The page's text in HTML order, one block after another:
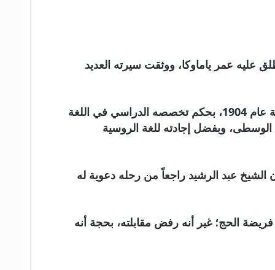
مسلم يؤدي الفريضة، وأطلق عليه عمر ياماوكا، ووثقت سيرته العديد
في عام 1879 في مدينة فوكوياما، ولد “ياموكا” وعمل مترجماً في الجيش الياباني خلال الحرب اليابانية الروسية عام 1904، بحكم تخصصه الدراسي في اللغة
وبفضل إجادته للغة الروسية
في بومباي الهند على يد الداعية التتاري الشيخ عبد الرشيد إبراهيم وذلك في 1909، وكان الشيخ عبد الرشيد راجعاً من رحله دعوية له
الحج؛ غير أنه رفض مقابلته، بحجة أنه